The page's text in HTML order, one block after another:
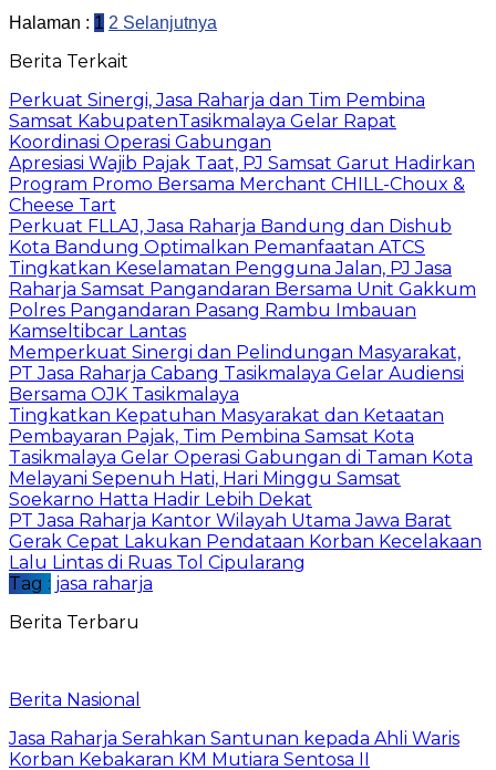
Halaman : 1 2 Selanjutnya
Berita Terkait
Perkuat Sinergi, Jasa Raharja dan Tim Pembina
Samsat KabupatenTasikmalaya Gelar Rapat
Koordinasi Operasi Gabungan
Apresiasi Wajib Pajak Taat, PJ Samsat Garut Hadirkan
Program Promo Bersama Merchant CHILL-Choux &
Cheese Tart
Perkuat FLLAJ, Jasa Raharja Bandung dan Dishub
Kota Bandung Optimalkan Pemanfaatan ATCS
Tingkatkan Keselamatan Pengguna Jalan, PJ Jasa
Raharja Samsat Pangandaran Bersama Unit Gakkum
Polres Pangandaran Pasang Rambu Imbauan
Kamseltibcar Lantas
Memperkuat Sinergi dan Pelindungan Masyarakat,
PT Jasa Raharja Cabang Tasikmalaya Gelar Audiensi
Bersama OJK Tasikmalaya
Tingkatkan Kepatuhan Masyarakat dan Ketaatan
Pembayaran Pajak, Tim Pembina Samsat Kota
Tasikmalaya Gelar Operasi Gabungan di Taman Kota
Melayani Sepenuh Hati, Hari Minggu Samsat
Soekarno Hatta Hadir Lebih Dekat
PT Jasa Raharja Kantor Wilayah Utama Jawa Barat
Gerak Cepat Lakukan Pendataan Korban Kecelakaan
Lalu Lintas di Ruas Tol Cipularang
Tag : jasa raharja
Berita Terbaru
Berita Nasional
Jasa Raharja Serahkan Santunan kepada Ahli Waris
Korban Kebakaran KM Mutiara Sentosa II